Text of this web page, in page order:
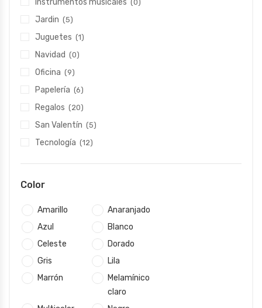
(0)
Jardin (5)
Juguetes (1)
Navidad (0)
Oficina (9)
Papelería (6)
Regalos (20)
San Valentín (5)
Tecnología (12)
Color
Amarillo
Anaranjado
Azul
Blanco
Celeste
Dorado
Gris
Lila
Marrón
Melamínico
claro